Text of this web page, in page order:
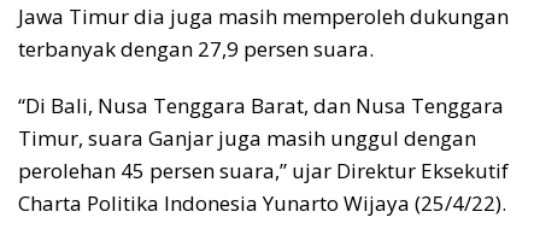
Jawa Timur dia juga masih memperoleh dukungan
terbanyak dengan 27,9 persen suara.
“Di Bali, Nusa Tenggara Barat, dan Nusa Tenggara
Timur, suara Ganjar juga masih unggul dengan
perolehan 45 persen suara,” ujar Direktur Eksekutif
Charta Politika Indonesia Yunarto Wijaya (25/4/22).